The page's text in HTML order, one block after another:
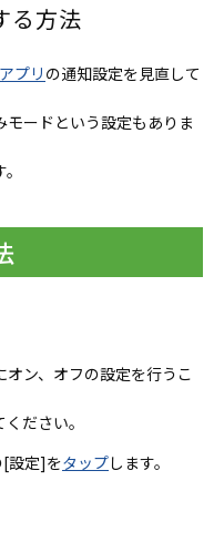
る方法
アプリ の通知設定を見直して
ードという設定もありま
ン、オフの設定を行うこ
ださい。
[設定]をタップします。